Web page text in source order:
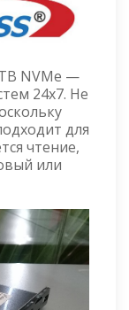
NVMe —
24x7. Не
для
чтение,
или